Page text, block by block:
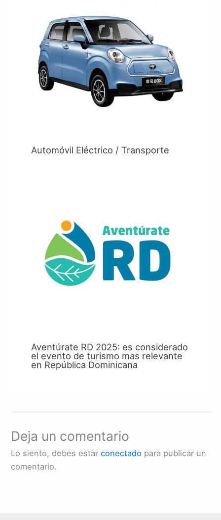
Automóvil Eléctrico / Transporte
Aventúrate RD 2025: es considerado
el evento de turismo mas relevante
en República Dominicana
Deja un comentario
Lo siento, debes estar conectado para publicar un
comentario.